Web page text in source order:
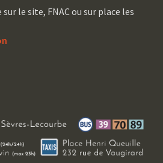
le site, FNAC ou sur place les